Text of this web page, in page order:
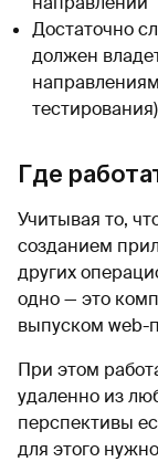
Достаточно
должен
тестирования)
Где
Учитывая то,
созданием
других
одно — это
выпуском web-
При этом
удаленно из
перспективы
для этого